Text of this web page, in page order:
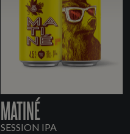
MATINÉ
SESSION IPA